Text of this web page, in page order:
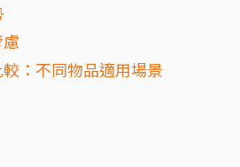
：不同物品適用場景